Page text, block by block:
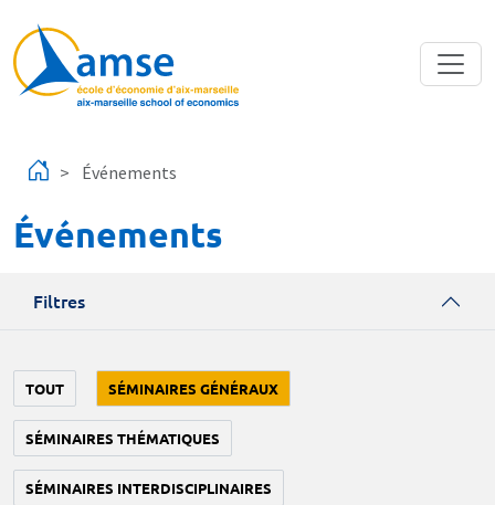
Événements
Événements
Filtres
TOUT SÉMINAIRES GÉNÉRAUX
SÉMINAIRES THÉMATIQUES
SÉMINAIRES INTERDISCIPLINAIRES